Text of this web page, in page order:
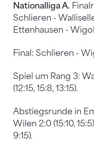
Nationalliga A.
Schlieren -
Ettenhausen -
Final: Schlieren -
Spiel um Rang 3:
(12:15, 15:8, 13:15).
Abstiegsrunde in
Wilen 2:0 (15:10,
9:15).